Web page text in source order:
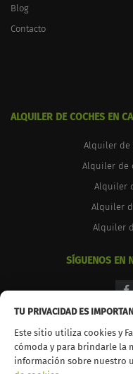
TU PRIVACIDAD ES
Este sitio utiliza cookies y
cómoda y para brindarle la
información sobre nuestro
Blog
Contacto
ALQUILER DE COCHES EN
Alquiler de
Alquiler de
Alquiler
Alquiler
Alquiler
SÍGUENOS EN
© 2026 TopCar.